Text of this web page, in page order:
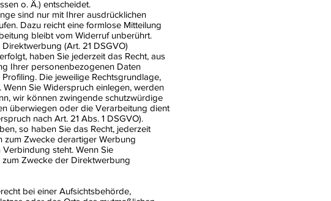
o. Ä.) entscheidet.
sind nur mit Ihrer ausdrücklichen
Dazu reicht eine formlose Mitteilung
bleibt vom Widerruf unberührt.
(Art. 21 DSGVO)
haben Sie jederzeit das Recht, aus
Ihrer personenbezogenen Daten
Die jeweilige Rechtsgrundlage,
Sie Widerspruch einlegen, werden
wir können zwingende schutzwürdige
überwiegen oder die Verarbeitung dient
nach Art. 21 Abs. 1 DSGVO).
so haben Sie das Recht, jederzeit
Zwecke derartiger Werbung
steht. Wenn Sie
Zwecke der Direktwerbung
bei einer Aufsichtsbehörde,